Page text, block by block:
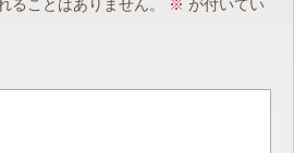
ることはありません。 ※ が付いてい